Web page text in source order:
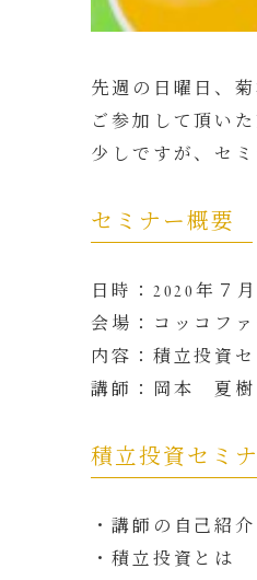
先週の日曜日、
ご参加して頂い
少しですが、セ
セミナー概要
日時：2020年７
会場：コッコフ
内容：積立投資
講師：岡本 夏樹
積立投資セミ
・講師の自己紹介
・積立投資とは